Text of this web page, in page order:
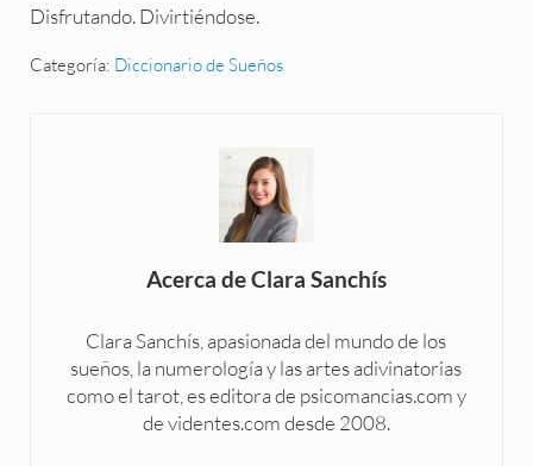
Disfrutando. Divirtiéndose.
Categoría: Diccionario de Sueños
Acerca deClara Sanchís
Clara Sanchís, apasionada del mundo de los
sueños, la numerología y las artes adivinatorias
como el tarot, es editora de psicomancias.com y
de videntes.com desde 2008.